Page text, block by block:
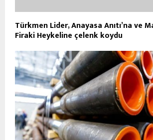
Türkmen Lider, Anayasa Anıtı’na ve
Firaki Heykeline çelenk koydu